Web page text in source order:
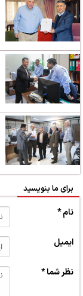
برای ما بنویسید
نام *
ایمیل
نظر شما *